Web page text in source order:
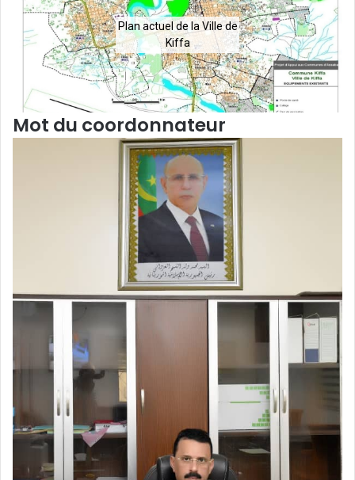
Plan actuel de la Ville de
Kiffa
Mot du coordonnateur